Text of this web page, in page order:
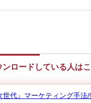
ンロードしている人は
世代』マーケティング手